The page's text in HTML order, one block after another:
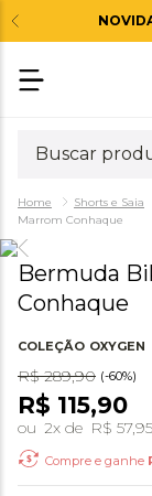
Shorts e Saia
Marrom Conhaque
Bermuda
Conhaque
COLEÇÃO OXYGEN
R$ 289,90 (-60%)
R$ 115,90
ou 2x de R$ 57,95
Compre e ganhe